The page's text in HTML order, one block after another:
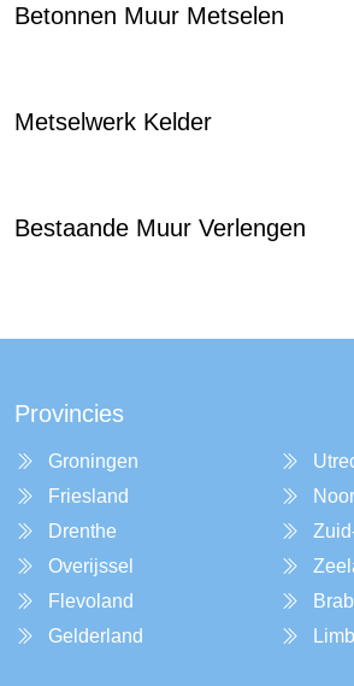
Betonnen Muur Metselen
Metselwerk Kelder
Bestaande Muur Verlengen
Provincies
Groningen
Friesland
Drenthe
Overijssel
Flevoland
Gelderland